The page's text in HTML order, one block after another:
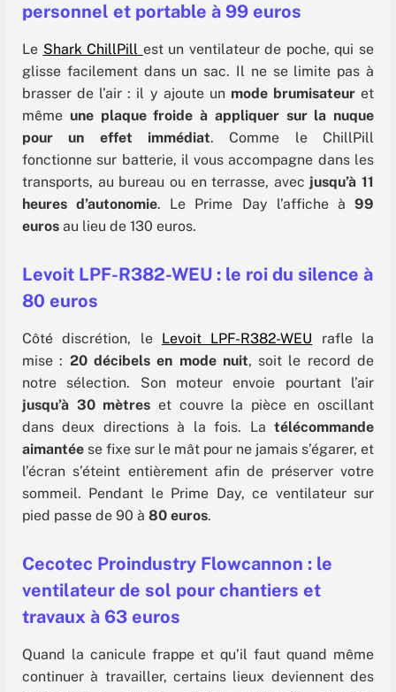
personnel et portable à 99 euros
Le Shark ChillPill est un ventilateur de poche, qui se
glisse facilement dans un sac. Il ne se limite pas à
brasser de l’air : il y ajoute un mode brumisateuret
même une plaque froide à appliquer sur la nuque
pour un effet immédiat. Comme le ChillPill
fonctionne sur batterie, il vous accompagne dans les
transports, au bureau ou en terrasse, avec jusqu’à 11
heures d’autonomie. Le Prime Day l’affiche à99
euros au lieu de 130 euros.
Levoit LPF-R382-WEU : le roi du silence à
80 euros
Côté discrétion, le Levoit LPF-R382-WEU rafle la
mise : 20 décibels en mode nuit, soit le record de
notre sélection. Son moteur envoie pourtant l’air
jusqu’à 30 mètres et couvre la pièce en oscillant
dans deux directions à la fois. La télécommande
aimantée se fixe sur le mât pour ne jamais s’égarer, et
l’écran s’éteint entièrement afin de préserver votre
sommeil. Pendant le Prime Day, ce ventilateur sur
pied passe de 90 à 80 euros.
Cecotec Proindustry Flowcannon : le
ventilateur de sol pour chantiers et
travaux à 63 euros
Quand la canicule frappe et qu’il faut quand même
continuer à travailler, certains lieux deviennent des